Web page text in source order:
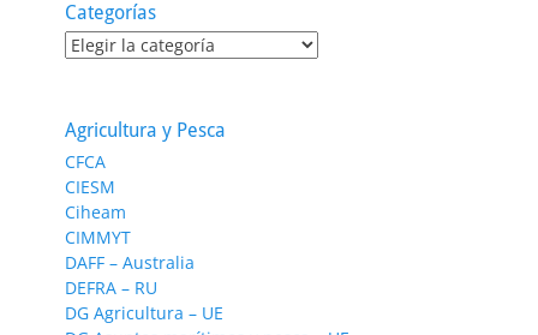
Categorías
Categorías
Agricultura y Pesca
CFCA
CIESM
Ciheam
CIMMYT
DAFF – Australia
DEFRA – RU
DG Agricultura – UE